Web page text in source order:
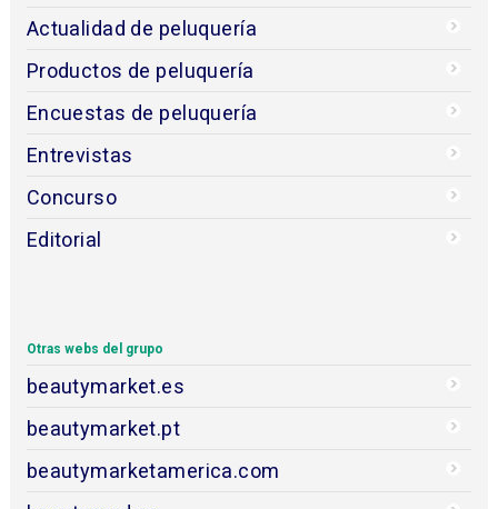
Actualidad de peluquería
Productos de peluquería
Encuestas de peluquería
Entrevistas
Concurso
Editorial
Otras webs del grupo
beautymarket.es
beautymarket.pt
beautymarketamerica.com